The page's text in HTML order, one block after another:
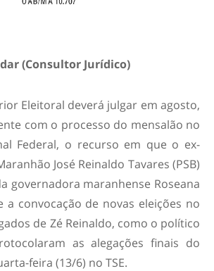
(Consultor Jurídico)
Eleitoral deverá julgar em agosto,
com o processo do mensalão no
Federal, o recurso em que o ex-
José Reinaldo Tavares (PSB)
governadora maranhense Roseana
a convocação de novas eleições no
de Zé Reinaldo, como o político
as alegações finais do
feira (13/6) no TSE.